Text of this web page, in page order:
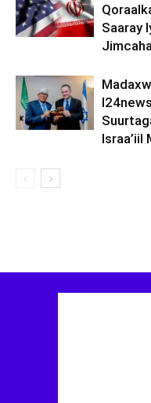
Saaray
Israa’iil